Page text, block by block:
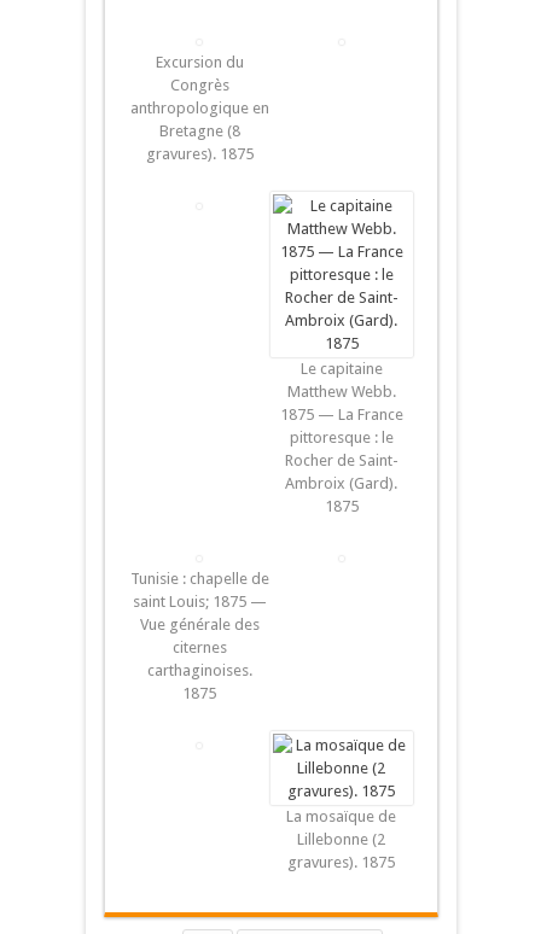
Excursion du
Congrès
anthropologique en
Bretagne (8
gravures). 1875
Le capitaine
Matthew Webb.
1875 — La France
pittoresque : le
Rocher de Saint-
Ambroix (Gard).
1875
Tunisie : chapelle de
saint Louis; 1875 —
Vue générale des
citernes
carthaginoises.
1875
La mosaïque de
Lillebonne (2
gravures). 1875